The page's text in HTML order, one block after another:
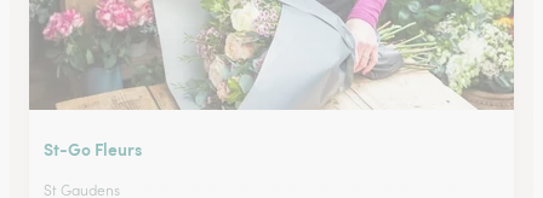
St-Go Fleurs
St Gaudens